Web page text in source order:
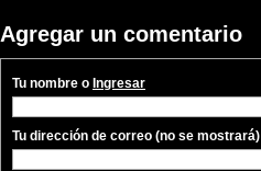
Agregar un comentario
Tu nombre o Ingresar
Tu dirección de correo (no se mostrará)